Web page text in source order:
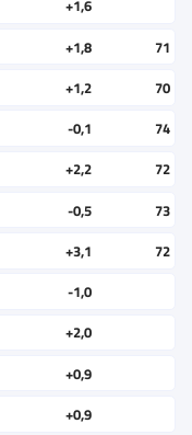
+1,6
+1,8
71
+1,2
70
-0,1
74
+2,2
72
-0,5
73
+3,1
72
-1,0
+2,0
+0,9
+0,9